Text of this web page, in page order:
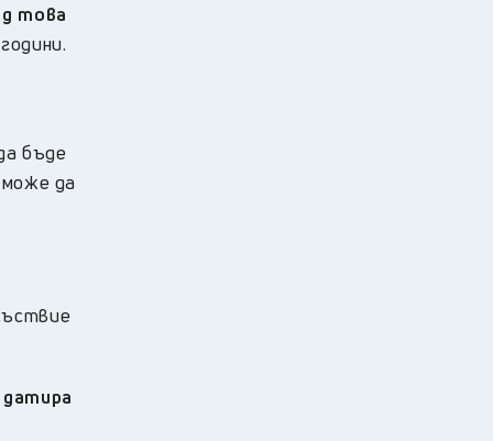
това
бъде
да
датира